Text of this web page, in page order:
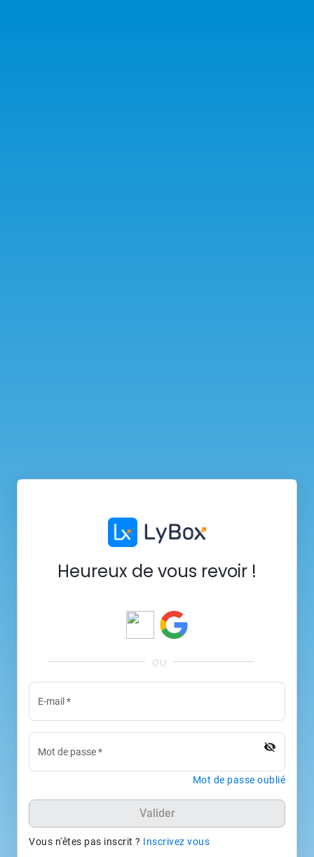
Heureux de vous revoir !
E-mail *
Mot de passe* visibility_off
Mot de passe oublié
Valider
Vous n'êtes pas inscrit ? Inscrivez vous